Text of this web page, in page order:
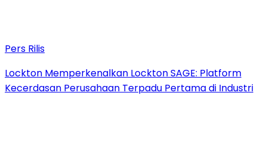
Pers Rilis
Lockton Memperkenalkan Lockton SAGE: Platform
Kecerdasan Perusahaan Terpadu Pertama di Industri